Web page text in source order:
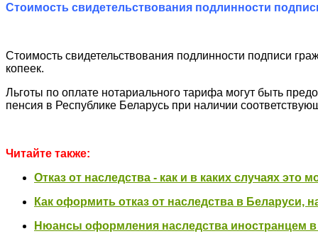
Стоимость свидетельствования подлинности
Стоимость свидетельствования подлинности подписи
копеек.
Льготы по оплате нотариального тарифа могут быть
пенсия в Республике Беларусь при наличии
Читайте также:
Отказ от наследства - как и в каких случаях это
Как оформить отказ от наследства в Беларуси,
Нюансы оформления наследства иностранцем